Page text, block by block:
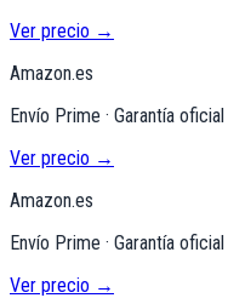
Ver precio →
Amazon.es
Envío Prime · Garantía oficial
Ver precio →
Amazon.es
Envío Prime · Garantía oficial
Ver precio →